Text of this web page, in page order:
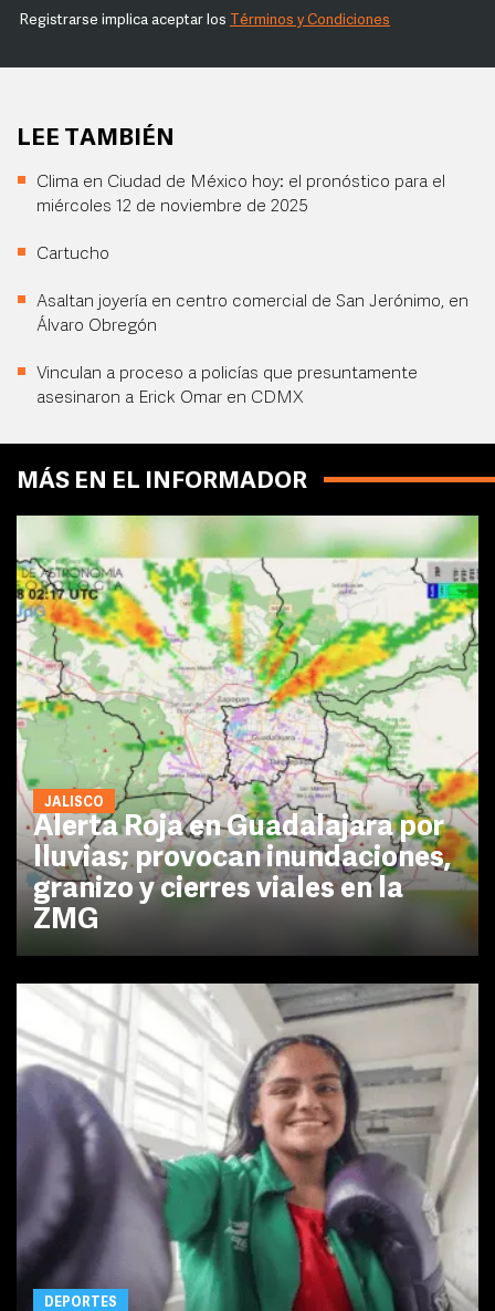
Registrarse implica aceptar los Términos y Condiciones
LEE TAMBIÉN
Clima en Ciudad de México hoy: el pronóstico para el
miércoles 12 de noviembre de 2025
Cartucho
Asaltan joyería en centro comercial de San Jerónimo, en
Álvaro Obregón
Vinculan a proceso a policías que presuntamente
asesinaron a Erick Omar en CDMX
MÁS EN EL INFORMADOR
JALISCO
Alerta Roja en Guadalajara por
lluvias; provocan inundaciones,
granizo y cierres viales en la
ZMG
DEPORTES